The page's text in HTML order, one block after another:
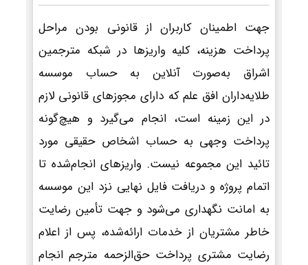
جهت اطمینان کاربران از قانونی بودن مراحل
پرداخت هزینه، کلیه واریزها در شبکه مترجمین
اشراق به‌صورت آنلاین به حساب موسسه
طلایه‌داران افق علم که دارای مجوزهای قانونی لازم
در این زمینه است، انجام می‌گیرد و هیچ‌گونه
پرداخت وجهی به حساب اشخاص حقیقی مورد
تائید این مجموعه نیست. واریزهای انجام‌شده تا
اتمام پروژه و دریافت فایل نهایی نزد این موسسه
به امانت نگهداری می‌شود و جهت تأمین رضایت
خاطر مشتریان از خدمات ارائه‌شده، پس از اعلام
رضایت مشتری پرداخت حق‌الزحمه مترجم انجام